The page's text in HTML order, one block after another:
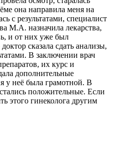
она направила меня на
с результатами, специалист
М.А. назначила лекарства,
и от них уже был
сказала сдать анализы,
В заключении врач
их курс и
дополнительные
у неё была грамотной. В
положительные. Если
этого гинеколога другим